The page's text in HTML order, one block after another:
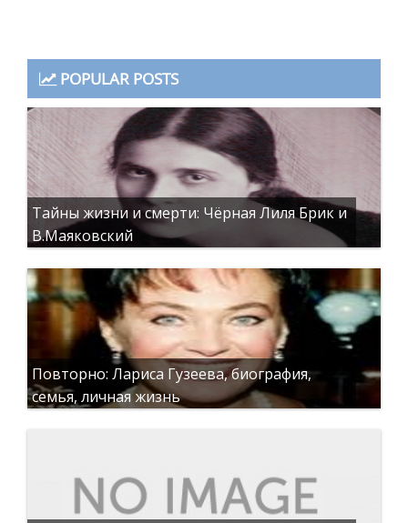
POPULAR POSTS
Тайны жизни и смерти: Чёрная Лиля Брик и
В.Маяковский
Повторно: Лариса Гузеева, биография,
семья, личная жизнь